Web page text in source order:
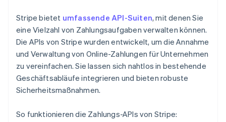
Stripe bietet umfassende API-Suiten, mit denen Sie
eine Vielzahl von Zahlungsaufgaben verwalten können.
Die APIs von Stripe wurden entwickelt, um die Annahme
und Verwaltung von Online-Zahlungen für Unternehmen
zu vereinfachen. Sie lassen sich nahtlos in bestehende
Geschäftsabläufe integrieren und bieten robuste
Sicherheitsmaßnahmen.
So funktionieren die Zahlungs-APIs von Stripe: